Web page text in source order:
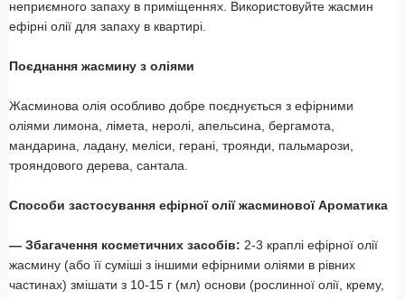
неприємного запаху в приміщеннях. Використовуйте жасмин
ефірні олії для запаху в квартирі.
Поєднання жасмину з оліями
Жасминова олія особливо добре поєднується з ефірними
оліями лимона, лімета, неролі, апельсина, бергамота,
мандарина, ладану, меліси, герані, троянди, пальмарози,
трояндового дерева, сантала.
Способи застосування ефірної олії жасминової Ароматика
— Збагачення косметичних засобів: 2-3 краплі ефірної олії
жасмину (або її суміші з іншими ефірними оліями в рівних
частинах) змішати з 10-15 г (мл) основи (рослинної олії, крему,